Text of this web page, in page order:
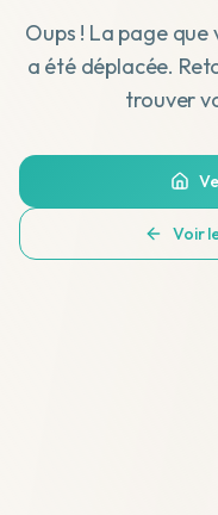
Oups ! La page que
a été déplacée.
trouver
Voir